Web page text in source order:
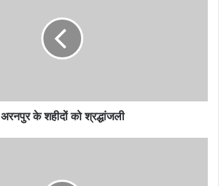
अरनपुर के शहीदों को श्रद्धांजली